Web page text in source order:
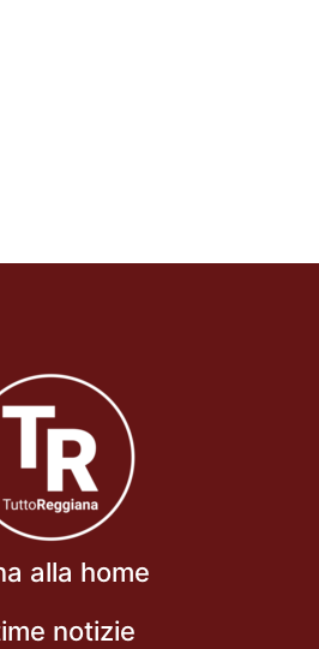
alla home
notizie